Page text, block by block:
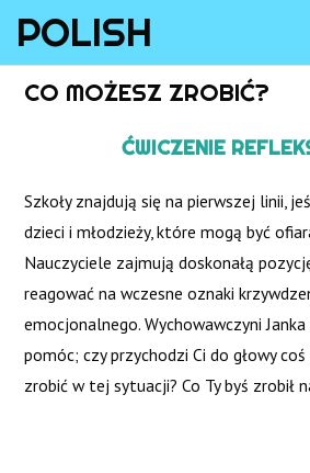
Home /Courses/ Polish
POLISH
CO MOŻESZ ZROBIĆ?
ĆWICZENIE
Szkoły znajdują się na pierwszej linii,
dzieci i młodzieży, które mogą być
Nauczyciele zajmują doskonałą
reagować na wczesne oznaki
emocjonalnego. Wychowawczyni
pomóc; czy przychodzi Ci do głowy
zrobić w tej sytuacji? Co Ty byś zrobił